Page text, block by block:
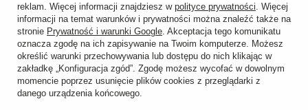
Chcę zwrócić produkt
Chcę wymienić towar
KONTO
reklam. Więcej informacji znajdziesz w polityce prywatności. Więcej
informacji na temat warunków i prywatności można znaleźć także na
stronie Prywatność i warunki Google. Akceptacja tego komunikatu
oznacza zgodę na ich zapisywanie na Twoim komputerze. Możesz
określić warunki przechowywania lub dostępu do nich klikając w
zakładkę „Konfiguracja zgód”. Zgodę możesz wycofać w dowolnym
momencie poprzez usunięcie plików cookies z przeglądarki z
danego urządzenia końcowego.